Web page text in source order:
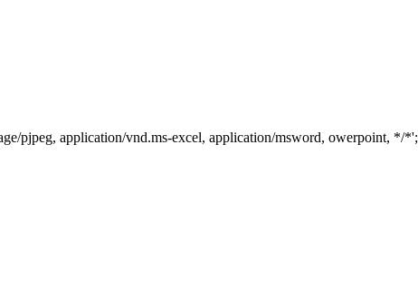
pjpeg, application/vnd.ms-excel, application/msword, owerpoint, */*';